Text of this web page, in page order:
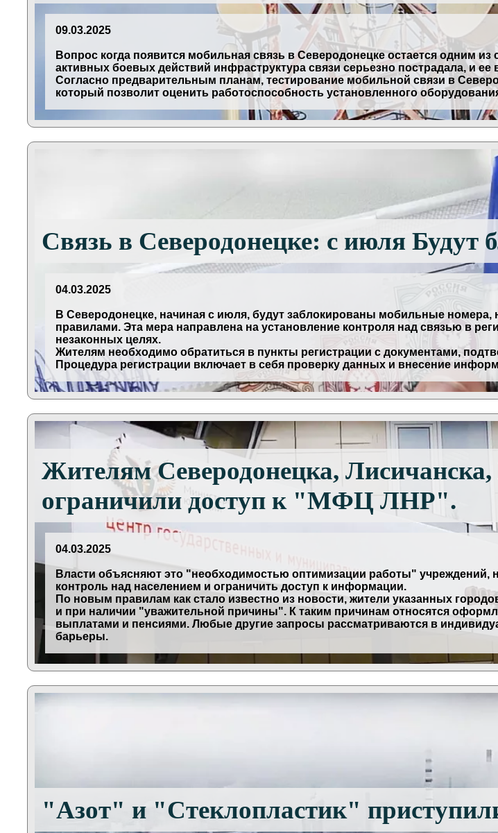
09.03.2025
Вопрос когда появится мобильная связь в Северодонецке остается одним
активных боевых действий инфраструктура связи серьезно пострадала, и
Согласно предварительным планам, тестирование мобильной связи в
который позволит оценить работоспособность установленного
Связь в Северодонецке: с июля Будут
04.03.2025
В Северодонецке, начиная с июля, будут заблокированы мобильные
правилами. Эта мера направлена на установление контроля над связью в
незаконных целях.
Жителям необходимо обратиться в пункты регистрации с документами,
Процедура регистрации включает в себя проверку данных и внесение
Жителям Северодонецка,
ограничили доступ к "МФЦ ЛНР".
04.03.2025
Власти объясняют это "необходимостью оптимизации работы" учреждений,
контроль над населением и ограничить доступ к информации.
По новым правилам как стало известно из новости, жители указанных
и при наличии "уважительной причины". К таким причинам относятся
выплатами и пенсиями. Любые другие запросы рассматриваются в
барьеры.
"Азот" и "Стеклопластик"